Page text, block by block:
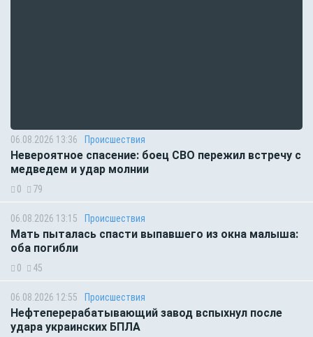
06.08.2026 13:36 Происшествия
Невероятное спасение: боец СВО пережил встречу с
медведем и удар молнии
0 79
06.08.2026 13:15 Происшествия
Мать пыталась спасти выпавшего из окна малыша:
оба погибли
0 45
06.08.2026 12:55 Происшествия
Нефтеперерабатывающий завод вспыхнул после
удара украинских БПЛА